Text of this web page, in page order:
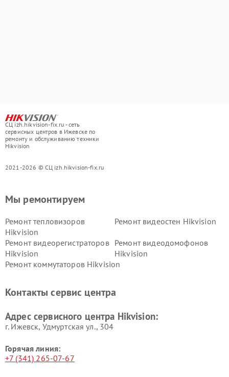
СЦ izh.hikvision-fix.ru - сеть
сервисных центров в Ижевске по
ремонту и обслуживанию техники
Hikvision
2021-2026 © СЦ izh.hikvision-fix.ru
Мы ремонтируем
Ремонт тепловизоров
Hikvision
Ремонт видеостен Hikvision
Ремонт видеорегистраторов
Hikvision
Ремонт видеодомофонов
Hikvision
Ремонт коммутаторов Hikvision
Контакты сервис центра
Адрес сервисного центра Hikvision:
г. Ижевск, Удмуртская ул., 304
Горячая линия:
+7 (341) 265-07-67